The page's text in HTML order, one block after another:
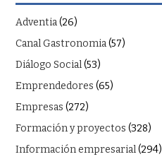
Adventia(26)
Canal Gastronomia(57)
Diálogo Social(53)
Emprendedores (65)
Empresas (272)
Formación y proyectos (328)
Información empresarial(294)